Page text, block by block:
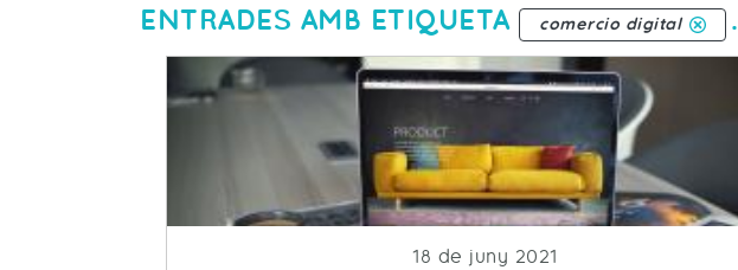
ENTRADES AMB ETIQUETA comercio digital .
Fecha de publicacion
18 de juny 2021